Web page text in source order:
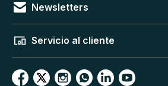
Newsletters
Servicio al cliente